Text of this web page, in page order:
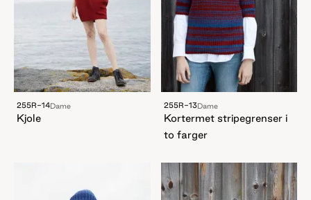
255R-14Dame
Kjole
255R-13Dame
Kortermet stripegrenser i
to farger